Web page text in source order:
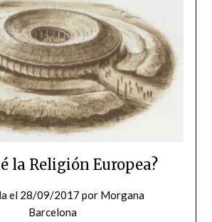
la Religión Europea?
el 28/09/2017 por Morgana
Barcelona